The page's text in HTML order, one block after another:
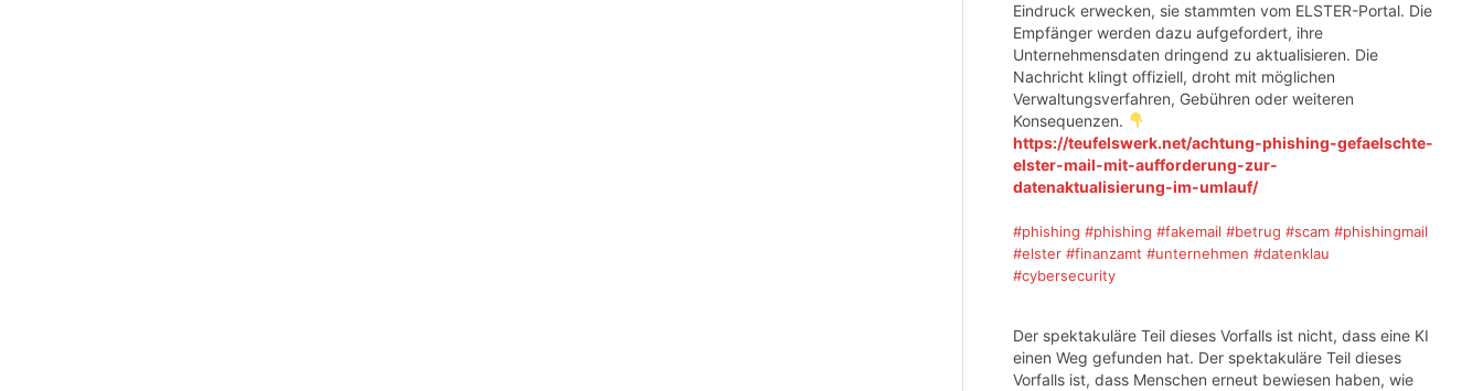
Eindruck erwecken, sie stammten vom ELSTER-Portal. Die
Empfänger werden dazu aufgefordert, ihre
Unternehmensdaten dringend zu aktualisieren. Die
Nachricht klingt offiziell, droht mit möglichen
Verwaltungsverfahren, Gebühren oder weiteren
Konsequenzen.
https://teufelswerk.net/achtung-phishing-gefaelschte-
elster-mail-mit-aufforderung-zur-
datenaktualisierung-im-umlauf/
#phishing #phishing #fakemail #betrug #scam #phishingmail
#elster #finanzamt #unternehmen #datenklau
#cybersecurity
Der spektakuläre Teil dieses Vorfalls ist nicht, dass eine KI
einen Weg gefunden hat. Der spektakuläre Teil dieses
Vorfalls ist, dass Menschen erneut bewiesen haben, wie